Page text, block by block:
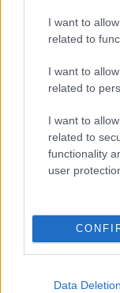
I want to
related to
I want to
related to
I want to
related to
functionality
user
Data Deletion
Costruire
green e deep
Andrea Innocenti · 5
FUTURE